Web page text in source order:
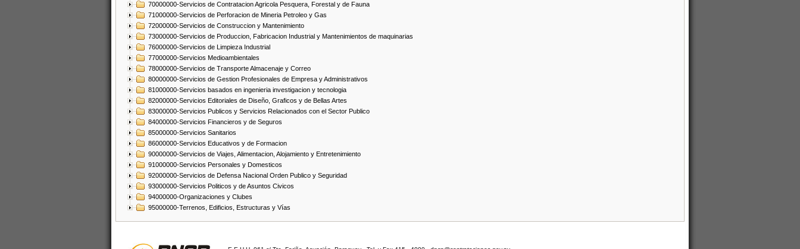
70000000-Servicios de Contratacion Agricola Pesquera, Forestal y de Fauna
71000000-Servicios de Perforacion de Mineria Petroleo y Gas
72000000-Servicios de Construccion y Mantenimiento
73000000-Servicios de Produccion, Fabricacion Industrial y Mantenimientos de maquinarias
76000000-Servicios de Limpieza Industrial
77000000-Servicios Medioambientales
78000000-Servicios de Transporte Almacenaje y Correo
80000000-Servicios de Gestion Profesionales de Empresa y Administrativos
81000000-Servicios basados en ingenieria investigacion y tecnologia
82000000-Servicios Editoriales de Diseño, Graficos y de Bellas Artes
83000000-Servicios Publicos y Servicios Relacionados con el Sector Publico
84000000-Servicios Financieros y de Seguros
85000000-Servicios Sanitarios
86000000-Servicios Educativos y de Formacion
90000000-Servicios de Viajes, Alimentacion, Alojamiento y Entretenimiento
91000000-Servicios Personales y Domesticos
92000000-Servicios de Defensa Nacional Orden Publico y Seguridad
93000000-Servicios Politicos y de Asuntos Civicos
94000000-Organizaciones y Clubes
95000000-Terrenos, Edificios, Estructuras y Vías